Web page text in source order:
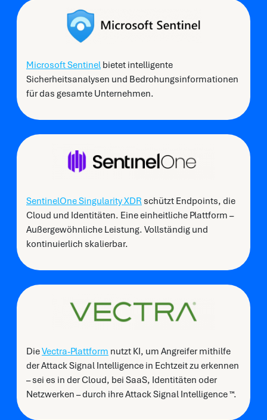
Microsoft Sentinel bietet intelligente
Sicherheitsanalysen und Bedrohungsinformationen
für das gesamte Unternehmen.
SentinelOne Singularity XDR schützt Endpoints, die
Cloud und Identitäten. Eine einheitliche Plattform –
Außergewöhnliche Leistung. Vollständig und
kontinuierlich skalierbar.
DieVectra-Plattform nutzt KI, um Angreifer mithilfe
der Attack Signal Intelligence in Echtzeit zu erkennen
– sei es in der Cloud, bei SaaS, Identitäten oder
Netzwerken – durch ihreAttackSignal Intelligence™.